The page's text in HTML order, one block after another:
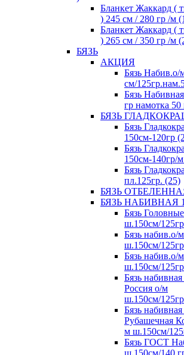
Бланкет Жаккард (
) 245 см / 280 гр /м
Бланкет Жаккард (
) 265 см / 350 гр /м
БЯЗЬ
АКЦИЯ
Бязь Набив.о/
см/
Бязь
гр намотка
БЯЗЬ
Бязь
150см-120гр
Бязь
150см-140гр/
Бязь
пл.125гр. (25)
БЯЗЬ
БЯЗЬ НАБИВНАЯ
Бязь
ш.150см/
Бязь набив.о/
ш.150см/
Бязь набив.о/
ш.150см/
Бязь
Россия о/м
ш.150см/
Бязь
Рубашечная
м ш.150см/
Бязь ГОСТ
ш.150см/140